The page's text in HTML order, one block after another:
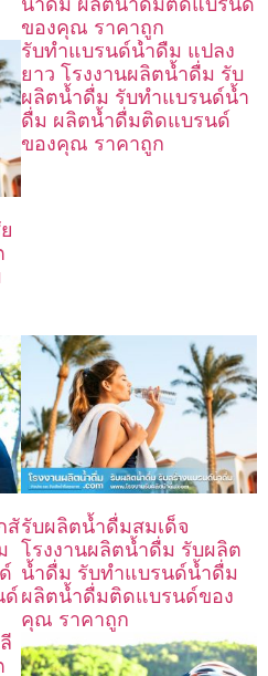
ของคุณ ราคาถูก
รับทำแบรนด์น้ำดื่ม แปลง
ยาว โรงงานผลิตน้ำดื่ม รับ
ผลิตน้ำดื่ม รับทำแบรนด์น้ำ
ดื่ม ผลิตน้ำดื่มติดแบรนด์
ของคุณ ราคาถูก
สั
ด์
รับผลิตน้ำดื่มสมเด็จ
โรงงานผลิตน้ำดื่ม รับผลิต
น้ำดื่ม รับทำแบรนด์น้ำดื่ม
ผลิตน้ำดื่มติดแบรนด์ของ
คุณ ราคาถูก